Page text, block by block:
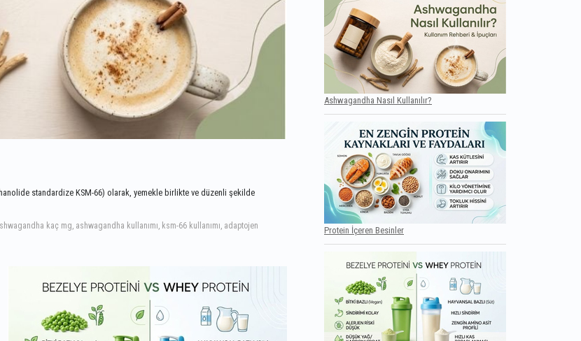
standardize KSM-66) olarak, yemekle birlikte ve düzenli şekilde
kaç mg, ashwagandha kullanımı, ksm-66 kullanımı, adaptojen
Ashwagandha Nasıl Kullanılır?
Protein İçeren Besinler